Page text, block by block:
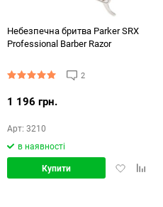
Небезпечна бритва Parker SRX
Professional Barber Razor
2
1 196 грн.
Арт: 3210
в наявності
ДодатиДодати
Купити